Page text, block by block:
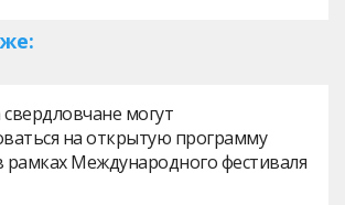
свердловчане могут
на открытую программу
рамках Международного фестиваля